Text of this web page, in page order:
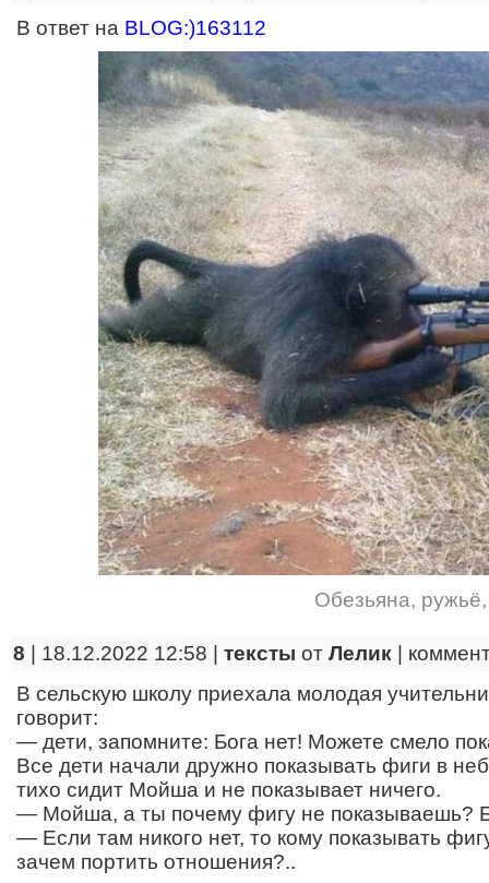
В ответ на BLOG:)163112
Обезьяна, ружьё
8 | 18.12.2022 12:58 | тексты от Лелик
В сельскую школу приехала молодая
говорит:
— дети, запомните: Бога нет! Можете смело
Все дети начали дружно показывать фиги в
тихо сидит Мойша и не показывает ничего.
— Мойша, а ты почему фигу не показываешь?
— Если там никого нет, то кому показывать
зачем портить отношения?..